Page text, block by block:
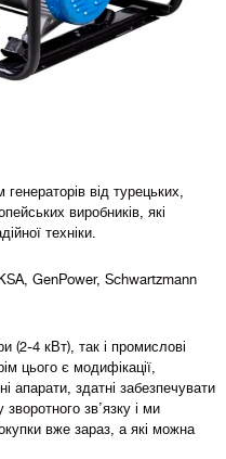
від турецьких,
виробників, які
техніки.
GenPower, Schwartzmann
(2-4 кВт), так і промислові
цього є модифікації,
апарати, здатні забезпечувати
зв’язку і ми
вже зараз, а які можна